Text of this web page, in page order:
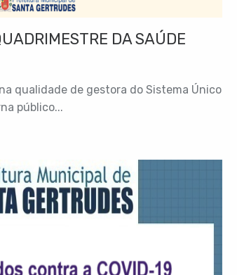
DA SAÚDE
qualidade de gestora do Sistema Único
público...